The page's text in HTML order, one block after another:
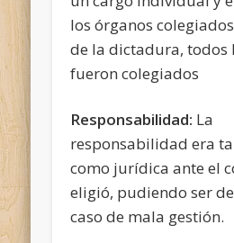
los órganos
de la dictadura, todos
fueron colegiados
Responsabilidad: La
responsabilidad era
como jurídica ante el
eligió, pudiendo ser
caso de mala gestión.